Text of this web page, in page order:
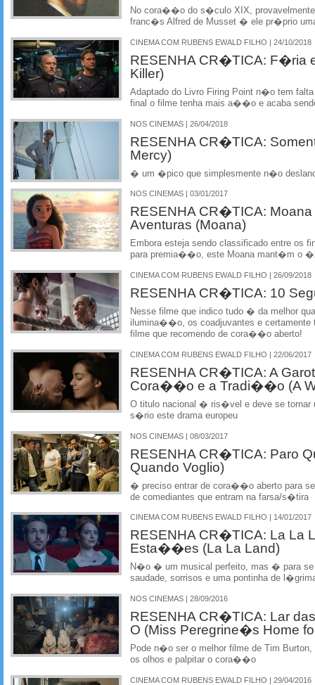
No cora��o do s�culo XIX,
franc�s Alfred de Musset � ele pr�prio
CINEMA COM RUBENS EWALD FILHO | 24/10/2018
RESENHA CR�TICA: F�ria
Killer)
Adaptado do Livro Firing Point n�o tem
final o filme tenha mais a��o e acaba
NOS CINEMAS | 26/04/2018
RESENHA CR�TICA:
Mercy)
� um �pico que simplesmente n�o
NOS CINEMAS | 03/01/2017
RESENHA CR�TICA: Moana
Aventuras (Moana)
Embora esteja sendo classificado entre os
para premia��o, este Moana mant�m o
CINEMA COM RUBENS EWALD FILHO | 26/09/2018
RESENHA CR�TICA: 10
Nesse filme que indico tudo � da melhor
ilumina��o, os coadjuvantes e certamente
filme que recomendo de cora��o aberto!
CINEMA COM RUBENS EWALD FILHO | 22/06/2017
RESENHA CR�TICA: A
Cora��o e a Tradi��o (A
O titulo nacional � ris�vel e deve se tornar
s�rio este drama europeu
NOS CINEMAS | 08/03/2017
RESENHA CR�TICA: Paro
Quando Voglio)
� preciso entrar de cora��o aberto para
de comediantes que entram na farsa/s�tira
CINEMA COM RUBENS EWALD FILHO | 14/01/2017
RESENHA CR�TICA: La La
Esta��es (La La Land)
N�o � um musical perfeito, mas � para
saudade, sorrisos e uma pontinha de
NOS CINEMAS | 28/09/2016
RESENHA CR�TICA: Lar
O (Miss Peregrine�s Home
Pode n�o ser o melhor filme de Tim
os olhos e palpitar o cora��o
CINEMA COM RUBENS EWALD FILHO | 29/04/2016